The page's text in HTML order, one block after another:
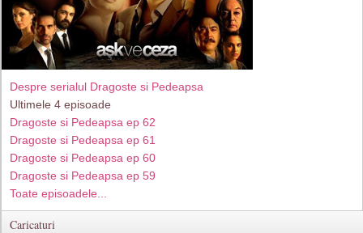
Despre serialul Dragoste si Pedeapsa
Ultimele 4 episoade
Dragoste si Pedeapsa ep 62
Dragoste si Pedeapsa ep 61
Dragoste si Pedeapsa ep 60
Dragoste si Pedeapsa ep 59
Toate episoadele...
Caricaturi